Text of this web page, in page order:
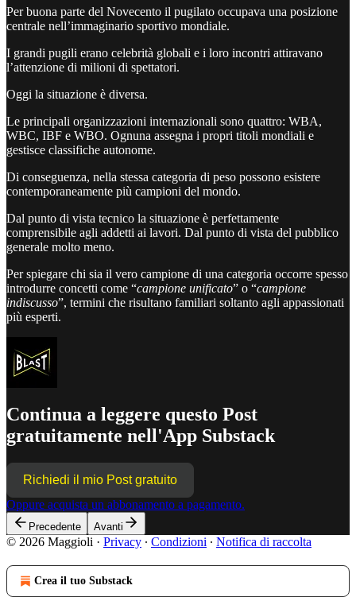
Per buona parte del Novecento il pugilato occupava una posizione
centrale nell’immaginario sportivo mondiale.
I grandi pugili erano celebrità globali e i loro incontri attiravano
l’attenzione di milioni di spettatori.
Oggi la situazione è diversa.
Le principali organizzazioni internazionali sono quattro: WBA,
WBC, IBF e WBO. Ognuna assegna i propri titoli mondiali e
gestisce classifiche autonome.
Di conseguenza, nella stessa categoria di peso possono esistere
contemporaneamente più campioni del mondo.
Dal punto di vista tecnico la situazione è perfettamente
comprensibile agli addetti ai lavori. Dal punto di vista del pubblico
generale molto meno.
Per spiegare chi sia il vero campione di una categoria occorre spesso
introdurre concetti come “campione unificato” o “campione
indiscusso”, termini che risultano familiari soltanto agli appassionati
più esperti.
Continua a leggere questo Post
gratuitamente nell'App Substack
Richiedi il mio Post gratuito
Oppure acquista un abbonamento a pagamento.
Precedente Avanti
© 2026 Maggioli · Privacy ∙ Condizioni ∙ Notifica di raccolta
Crea il tuo Substack